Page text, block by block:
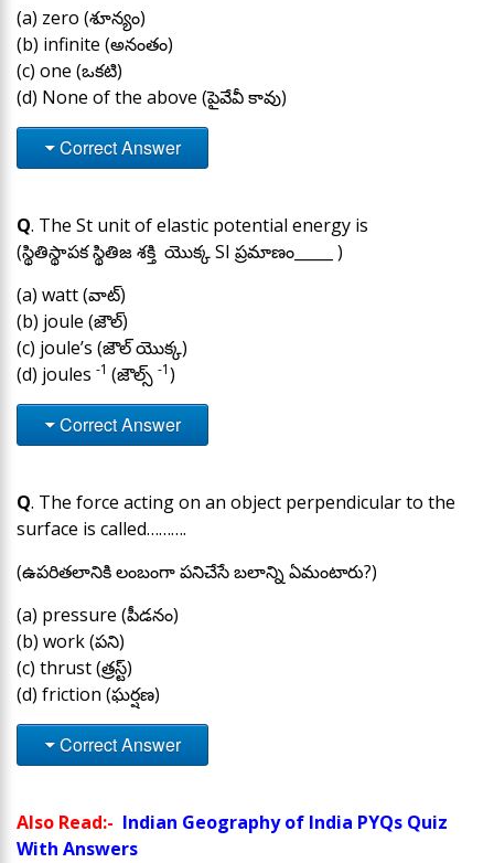
(a) zero (శూన్యం)
(b) infinite (అనంతం)
(c) one (ఒకటి)
(d) None of the above (పైవేవీ కావు)
Correct Answer
Q. The St unit of elastic potential energy is
(స్థితిస్థాపక స్థితిజ శక్తి యొక్క SI ప్రమాణం_____ )
(a) watt (వాట్)
(b) joule (జౌల్)
(c) joule’s (జౌల్ యొక్క)
(d) joules -1 (జౌల్స్ -1)
Correct Answer
Q. The force acting on an object perpendicular to the
surface is called……….
(ఉపరితలానికి లంబంగా పనిచేసే బలాన్ని ఏమంటారు?)
(a) pressure (పీడనం)
(b) work (పని)
(c) thrust (త్రస్ట్)
(d) friction (ఘర్షణ)
Correct Answer
Also Read:- Indian Geography of India PYQs Quiz
With Answers